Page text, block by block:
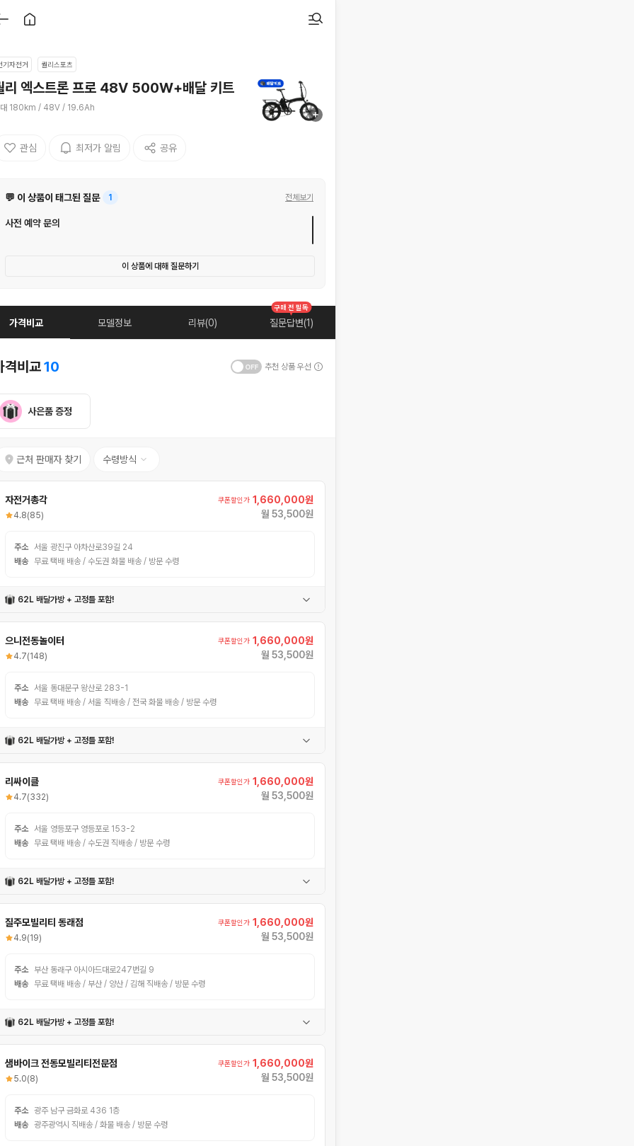
기자전거 퀄리스포츠
리 엑스트론 프로 48V 500W+배달 키트
180km / 48V / 19.6Ah
관심 최저가 알림 공유
💬 이 상품이 태그된 질문 1 전체보기
사전 예약 문의
이 상품에 대해 질문하기
가격비교 모델정보 리뷰(0) 질문답변(1)
구매 전 필독
격비교10 추천 상품 우선
사은품 증정
근처 판매자 찾기 수령방식
자전거총각
4.8(85)
쿠폰할인가 1,660,000원
월 53,500원
주소 서울 광진구 아차산로39길 24
배송
무료 택배 배송 / 수도권 화물 배송 / 방문 수령
62L 배달가방 + 고정틀 포함!
으니전동놀이터
4.7(148)
쿠폰할인가 1,660,000원
월 53,500원
주소 서울 동대문구 왕산로 283-1
배송
무료 택배 배송 / 서울 직배송 / 전국 화물 배송 / 방문 수령
62L 배달가방 + 고정틀 포함!
리싸이클
4.7(332)
쿠폰할인가 1,660,000원
월 53,500원
주소 서울 영등포구 영등포로 153-2
배송
무료 택배 배송 / 수도권 직배송 / 방문 수령
62L 배달가방 + 고정틀 포함!
질주모빌리티 동래점
4.9(19)
쿠폰할인가 1,660,000원
월 53,500원
주소
부산 동래구 아시아드대로247번길 9
배송
무료 택배 배송 / 부산 / 양산 / 김해 직배송 / 방문 수령
62L 배달가방 + 고정틀 포함!
샘바이크 전동모빌리티전문점
5.0(8)
쿠폰할인가 1,660,000원
월 53,500원
주소 광주 남구 금화로 436 1층
배송 광주광역시 직배송 / 화물 배송 / 방문 수령